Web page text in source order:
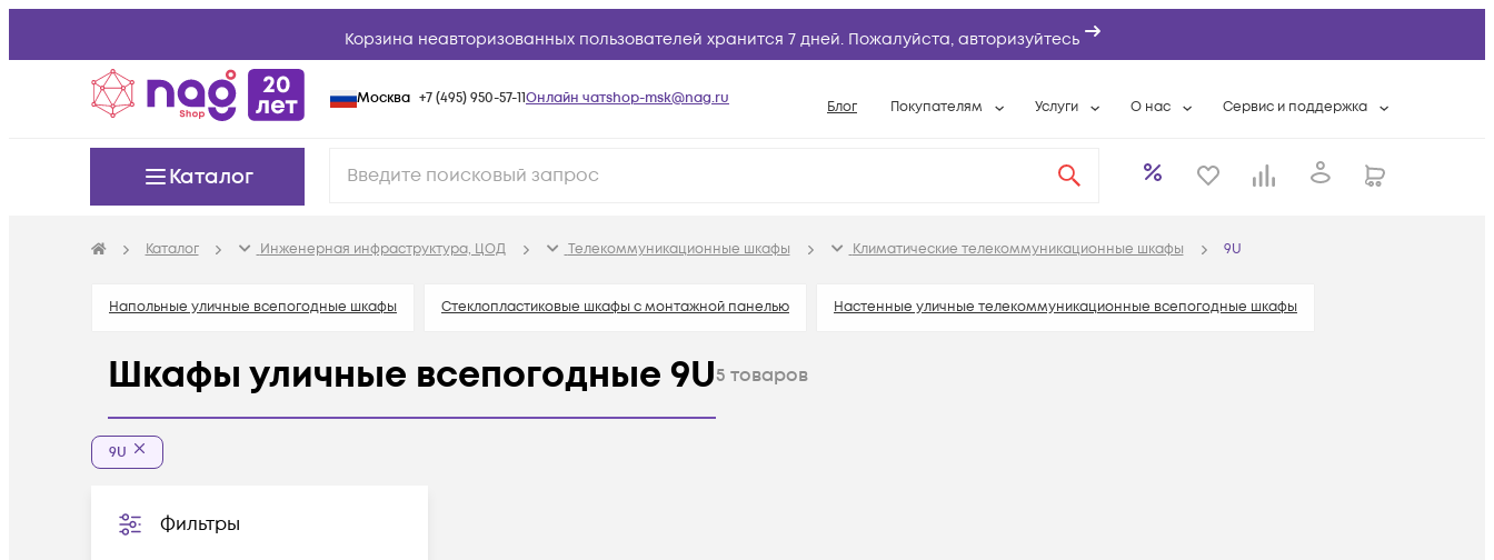
Корзина неавторизованных пользователей хранится 7 дней. Пожалуйста, авторизуйтесь
Москва +7 (495) 950-57-11Онлайн чатshop-msk@nag.ru Блог Покупателям
Условия доставки
Услуги
Системная интеграция
Бесплатная намотка оптического кабеля
О нас
Контактная информация
Аккредитация ИТ
Сервис и поддержка
Контакты сервисных центров
Техническая поддержка
Каталог
Каталог Инженерная инфраструктура, ЦОД Телекоммуникационные шкафы Климатические телекоммуникационные шкафы 9U
Напольные уличные всепогодные шкафы Стеклопластиковые шкафы с монтажной панелью Настенные уличные телекоммуникационные всепогодные шкафы
Шкафы уличные всепогодные 9U5 товаров
Фильтры
9U